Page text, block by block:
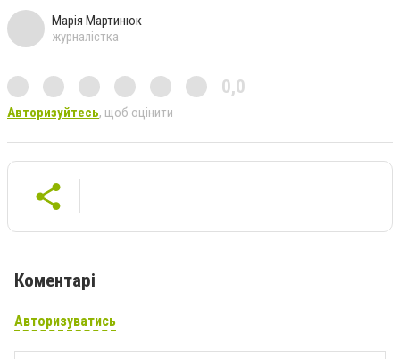
Марія Мартинюк
журналістка
0,0
Авторизуйтесь, щоб оцінити
Коментарі
Авторизуватись